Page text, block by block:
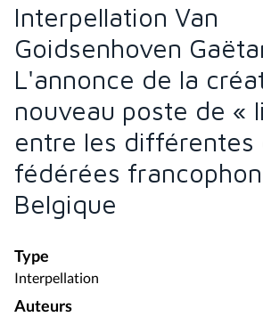
Interpellation Van
Goidsenhoven
L'annonce de la
nouveau poste de «
entre les différentes
fédérées
Belgique
Type
Interpellation
Auteurs